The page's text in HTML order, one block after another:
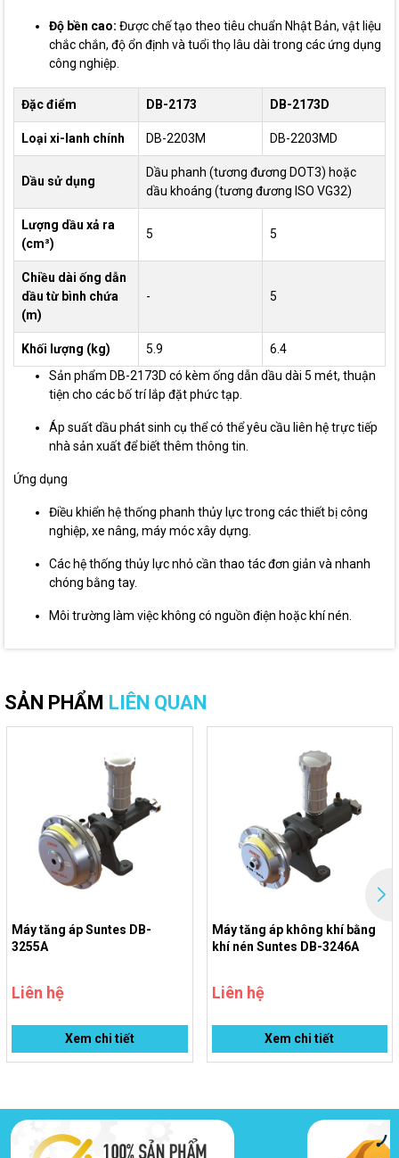
Độ bền cao: Được chế tạo theo tiêu chuẩn Nhật Bản, vật liệu
chắc chắn, độ ổn định và tuổi thọ lâu dài trong các ứng dụng
công nghiệp.
Đặc điểm DB-2173 DB-2173D
Loại xi-lanh chính DB-2203M DB-2203MD
Dầu sử dụng
Dầu phanh (tương đương DOT3) hoặc
dầu khoáng (tương đương ISO VG32)
Lượng dầu xả ra
(cm³)
5 5
Chiều dài ống dẫn
dầu từ bình chứa
(m)
- 5
Khối lượng (kg) 5.9
6.4
Sản phẩm DB-2173D có kèm ống dẫn dầu dài 5 mét, thuận
tiện cho các bố trí lắp đặt phức tạp.
Áp suất dầu phát sinh cụ thể có thể yêu cầu liên hệ trực tiếp
nhà sản xuất để biết thêm thông tin.
Ứng dụng
Điều khiển hệ thống phanh thủy lực trong các thiết bị công
nghiệp, xe nâng, máy móc xây dựng.
Các hệ thống thủy lực nhỏ cần thao tác đơn giản và nhanh
chóng bằng tay.
Môi trường làm việc không có nguồn điện hoặc khí nén.
SẢN PHẨM LIÊN QUAN
Máy tăng áp Suntes DB-
3255A
Liên hệ
Xem chi tiết
Máy tăng áp không khí bằng
khí nén Suntes DB-3246A
Liên hệ
Xem chi tiết